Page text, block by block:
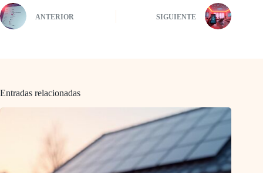
ANTERIOR SIGUIENTE
Entradas relacionadas